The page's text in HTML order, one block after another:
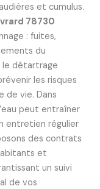
et cumulus.
78730
: fuites,
du
le détartrage
les risques
de vie. Dans
peut entraîner
entretien régulier
des contrats
et
un suivi
de vos